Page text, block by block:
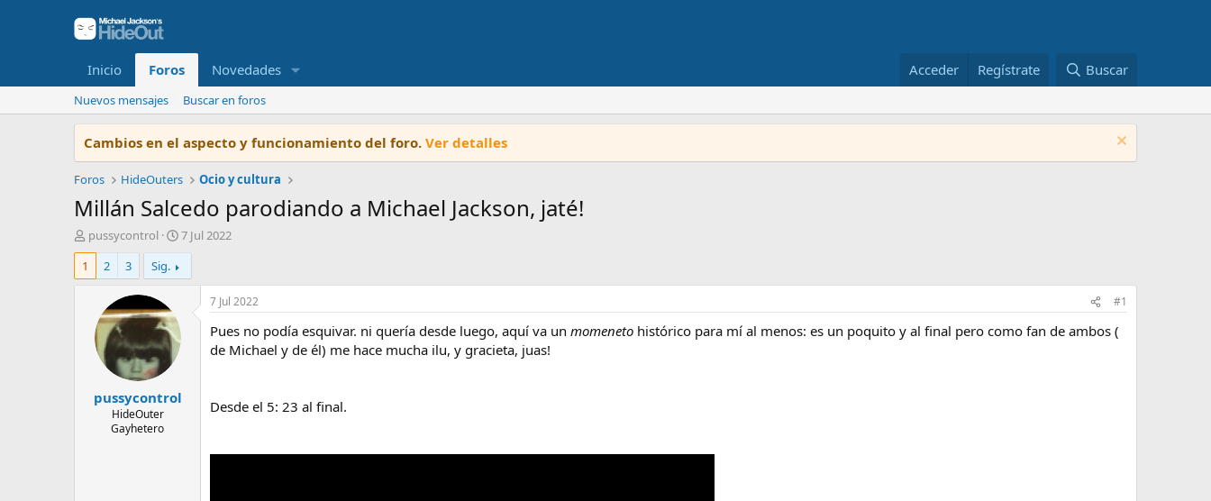
Inicio Foros Novedades Acceder Regístrate Buscar
Nuevos mensajes Buscar en foros
Cambios en el aspecto y funcionamiento del foro. Ver detalles
Foros HideOuters Ocio y cultura
Millán Salcedo parodiando a Michael Jackson, jaté!
I
n
c
pussycontrol
F
e
h
e
i
c
7 Jul 2022
1
2 3 Sig.
pussycontrol
HideOuter
Gayhetero
7 Jul 2022 #1
Pues no podía esquivar. ni quería desde luego, aquí va un momeneto histórico para mí al menos: es un poquito y al final pero como fan de ambos (
de Michael y de él) me hace mucha ilu, y gracieta, juas!
Desde el 5: 23 al final.